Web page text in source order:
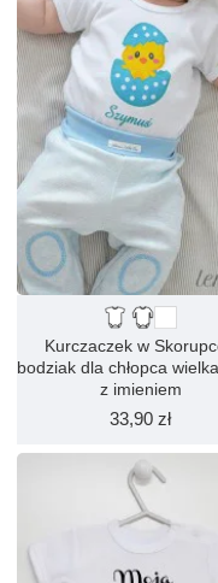
Kurczaczek w
bodziak dla chłopca
z imieniem
33,90 zł